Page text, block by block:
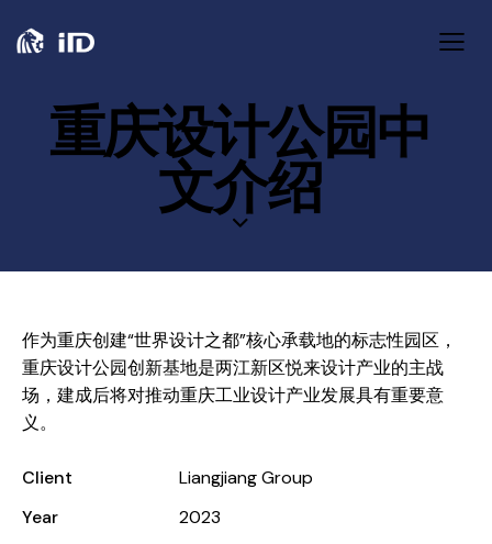
重庆设计公园中
文介绍
作为重庆创建“世界设计之都”核心承载地的标志性园区，
重庆设计公园创新基地是两江新区悦来设计产业的主战
场，建成后将对推动重庆工业设计产业发展具有重要意
义。
Client
Liangjiang Group
Year
2023